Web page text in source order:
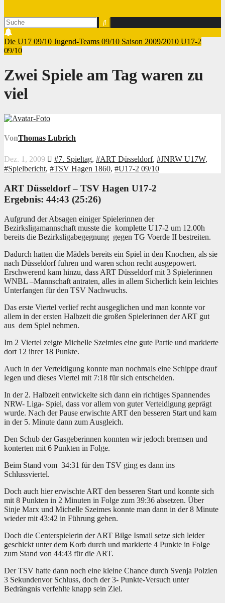
Die U17 09/10 Jugend-Teams 09/10 Saison 2009/2010 U17-2
09/10
Zwei Spiele am Tag waren zu
viel
VonThomas Lubrich
Dez. 1, 2009 #7. Spieltag, #ART Düsseldorf, #JNRW U17W,
#Spielbericht, #TSV Hagen 1860, #U17-2 09/10
ART Düsseldorf– TSV Hagen U17-2
Ergebnis: 44:43 (25:26)
Aufgrund der Absagen einiger Spielerinnen der
Bezirksligamannschaft musste die komplette U17-2 um 12.00h
bereits die Bezirksligabegegnung gegen TG Voerde II bestreiten.
Dadurch hatten die Mädels bereits ein Spiel in den Knochen, als sie
nach Düsseldorf fuhren und waren schon recht ausgepowert.
Erschwerend kam hinzu, dass ART Düsseldorf mit 3 Spielerinnen
WNBL –Mannschaft antraten, alles in allem Sicherlich kein leichtes
Unterfangen für den TSV Nachwuchs.
Das erste Viertel verlief recht ausgeglichen und man konnte vor
allem in der ersten Halbzeit die großen Spielerinnen der ART gut
aus dem Spiel nehmen.
Im 2 Viertel zeigte Michelle Szeimies eine gute Partie und markierte
dort 12 ihrer 18 Punkte.
Auch in der Verteidigung konnte man nochmals eine Schippe drauf
legen und dieses Viertel mit 7:18 für sich entscheiden.
In der 2. Halbzeit entwickelte sich dann ein richtiges Spannendes
NRW- Liga- Spiel, dass vor allem von guter Verteidigung geprägt
wurde. Nach der Pause erwischte ART den besseren Start und kam
in der 5. Minute dann zum Ausgleich.
Den Schub der Gasgeberinnen konnten wir jedoch bremsen und
konterten mit 6 Punkten in Folge.
Beim Stand vom 34:31 für den TSV ging es dann ins
Schlussviertel.
Doch auch hier erwischte ART den besseren Start und konnte sich
mit 8 Punkten in 2 Minuten in Folge zum 39:36 absetzen. Über
Sinje Marx und Michelle Szeimes konnte man dann in der 8 Minute
wieder mit 43:42 in Führung gehen.
Doch die Centerspielerin der ART Bilge Ismail setze sich leider
geschickt unter dem Korb durch und markierte 4 Punkte in Folge
zum Stand von 44:43 für die ART.
Der TSV hatte dann noch eine kleine Chance durch Svenja Polzien
3 Sekundenvor Schluss, doch der 3- Punkte-Versuch unter
Bedrängnis verfehlte knapp sein Ziel.